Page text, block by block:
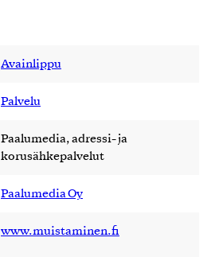
Avainlippu
Palvelu
Paalumedia, adressi- ja
korusähkepalvelut
Paalumedia Oy
www.muistaminen.fi